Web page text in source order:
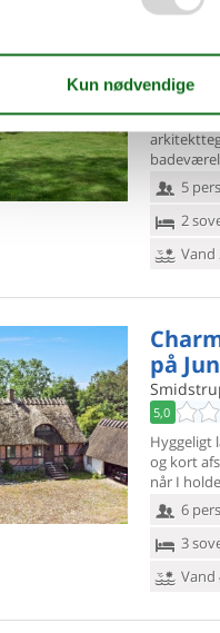
5,0
Med
5
2
Vand
på
5,0
Hyggeligt
og kort
når I
6
3
Vand